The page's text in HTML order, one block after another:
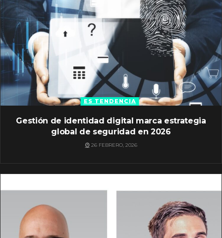
ES TENDENCIA
Gestión de identidad digital marca estrategia
global de seguridad en 2026
26 FEBRERO, 2026